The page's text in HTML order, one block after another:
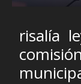
risalía